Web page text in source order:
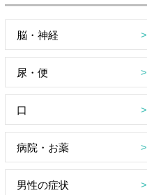
脳・神経
尿・便
口
病院・お薬
男性の症状